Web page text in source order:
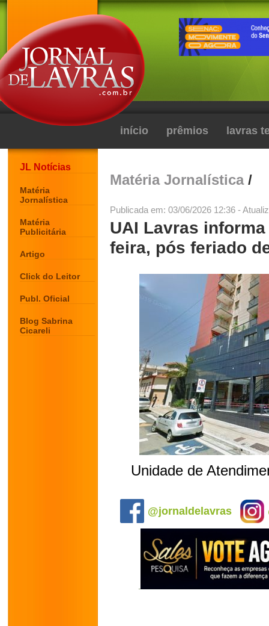
início prêmios lavras
JL Notícias
Matéria
Jornalística
Matéria
Publicitária
Artigo
Click do Leitor
Publ. Oficial
Blog Sabrina
Cicareli
Matéria Jornalística/
Publicada em: 03/06/2026 12:36 -
UAI Lavras
feira, pós feriado
Unidade de
@jornaldelavras